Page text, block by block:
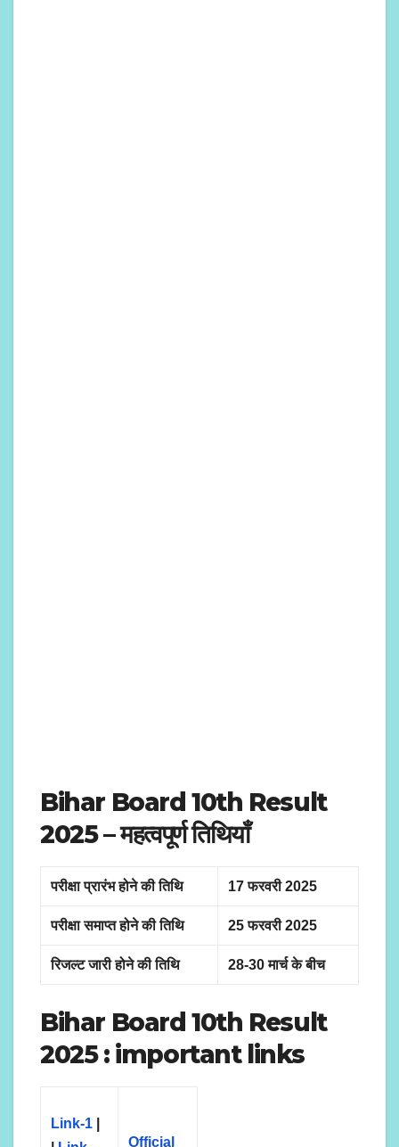
Bihar Board 10th Result
2025– महत्वपूर्ण तिथियाँ
परीक्षा प्रारंभ होने की तिथि 17 फरवरी 2025
परीक्षा समाप्त होने की तिथि 25 फरवरी 2025
रिजल्ट जारी होने की तिथि 28-30 मार्च के बीच
Bihar Board 10th Result
2025 : important links
Link-1
Official